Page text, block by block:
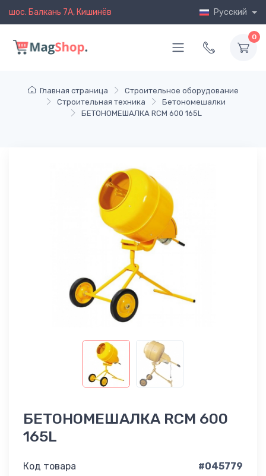
шос. Балкань 7A, Кишинёв Русский
0
Главная страница
Строительное оборудование
Строительная техника
Бетономешалки
БЕТОНОМЕШАЛКА RCM 600 165L
БЕТОНОМЕШАЛКА RCM 600
165L
Код товара #045779